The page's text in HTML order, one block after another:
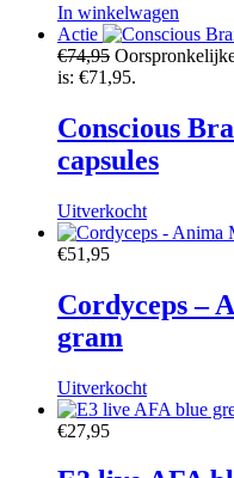
In winkelwagen
Actie
€74,95
is: €71,95.
Conscious
capsules
Uitverkocht
€51,95
Cordyceps –
gram
Uitverkocht
€27,95